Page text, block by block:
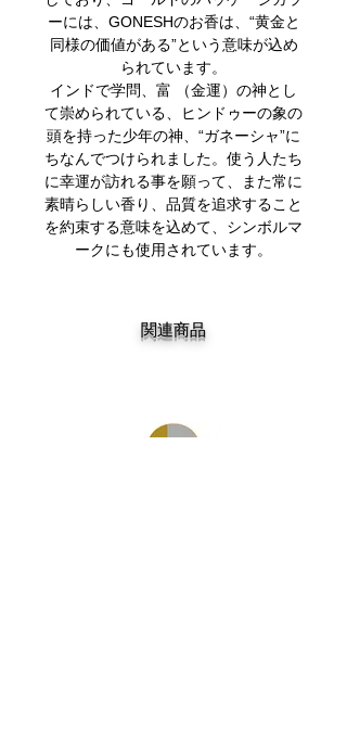
ーには、GONESHのお香は、“黄金と
同様の価値がある”という意味が込め
られています。
インドで学問、富 （金運）の神とし
て崇められている、ヒンドゥーの象の
頭を持った少年の神、“ガネーシャ”に
ちなんでつけられました。使う人たち
に幸運が訪れる事を願って、また常に
素晴らしい香り、品質を追求すること
を約束する意味を込めて、シンボルマ
ークにも使用されています。
関連商品